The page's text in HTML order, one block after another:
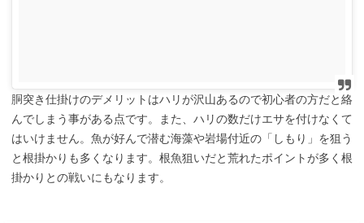
胴突き仕掛けのデメリットはハリが沢山あるので初心者の方だと絡
んでしまう事がある点です。また、ハリの数だけエサを付けなくて
はいけません。魚が好んで潜む海藻や岩場付近の「しもり」を狙う
と根掛かりも多くなります。根魚狙いだと荒れたポイントが多く根
掛かりとの戦いにもなります。